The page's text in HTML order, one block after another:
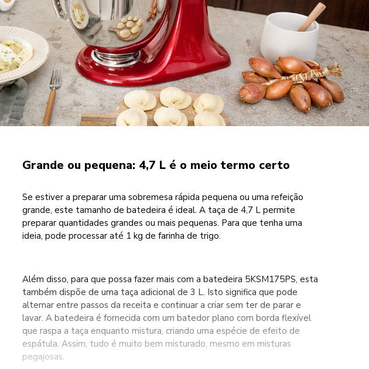
Grande ou pequena: 4,7 L é o meio termo certo
Se estiver a preparar uma sobremesa rápida pequena ou uma refeição
grande, este tamanho de batedeira é ideal. A taça de 4,7 L permite
preparar quantidades grandes ou mais pequenas. Para que tenha uma
ideia, pode processar até 1 kg de farinha de trigo.
Além disso, para que possa fazer mais com a batedeira 5KSM175PS, esta
também dispõe de uma taça adicional de 3 L. Isto significa que pode
alternar entre passos da receita e continuar a criar sem ter de parar e
lavar. A batedeira é fornecida com um batedor plano com borda flexível
que raspa a taça enquanto mistura, criando uma espécie de efeito de
espátula. Assim, tudo é muito bem misturado, mesmo em misturas
pegajosas.